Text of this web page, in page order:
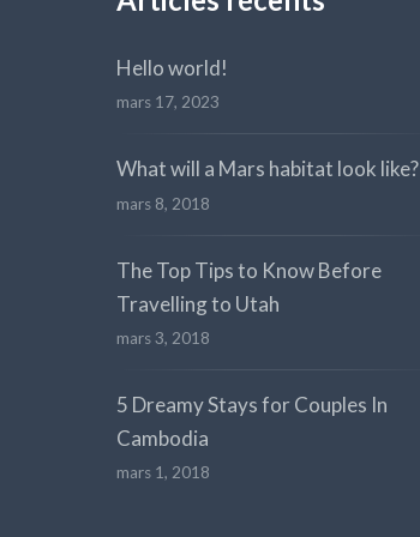
Hello world!
mars 17, 2023
What will a Mars habitat look like?
mars 8, 2018
The Top Tips to Know Before
Travelling to Utah
mars 3, 2018
5 Dreamy Stays for Couples In
Cambodia
mars 1, 2018